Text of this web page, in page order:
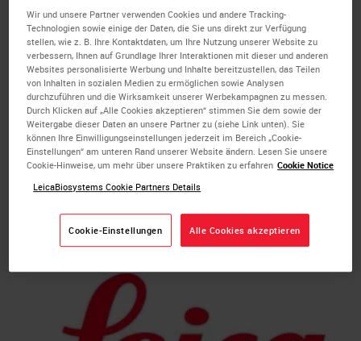
The BOND MMR Antibody Panel is now
available for clinical use on BOND-III and
BOND-MAX Immunohistochemistry
(IHC) automated instruments.
NEWCASTLE, UK – Leica Biosystems
today announced the US Food and Drug
Administration (FDA) 510(k) clearance
providing customers…
Wir und unsere Partner verwenden Cookies und andere Tracking-
Technologien sowie einige der Daten, die Sie uns direkt zur Verfügung
stellen, wie z. B. Ihre Kontaktdaten, um Ihre Nutzung unserer Website zu
verbessern, Ihnen auf Grundlage Ihrer Interaktionen mit dieser und anderen
Websites personalisierte Werbung und Inhalte bereitzustellen, das Teilen
von Inhalten in sozialen Medien zu ermöglichen sowie Analysen
durchzuführen und die Wirksamkeit unserer Werbekampagnen zu messen.
Durch Klicken auf „Alle Cookies akzeptieren“ stimmen Sie dem sowie der
Weitergabe dieser Daten an unsere Partner zu (siehe Link unten). Sie
können Ihre Einwilligungseinstellungen jederzeit im Bereich „Cookie-
Einstellungen“ am unteren Rand unserer Website ändern. Lesen Sie unsere
Cookie-Hinweise, um mehr über unsere Praktiken zu erfahren Cookie Notice
LeicaBiosystems Cookie Partners Details
Cookie-Einstellungen Alle Cookies akzeptieren